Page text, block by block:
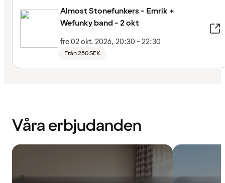
Almost Stonefunkers - Emrik +
Wefunky band - 2 okt
fre 02 okt. 2026, 20:30 - 22:30
Från 250 SEK
Våra erbjudanden